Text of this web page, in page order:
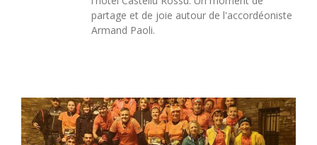
partage et de joie autour de l'accordéoniste
Armand Paoli.